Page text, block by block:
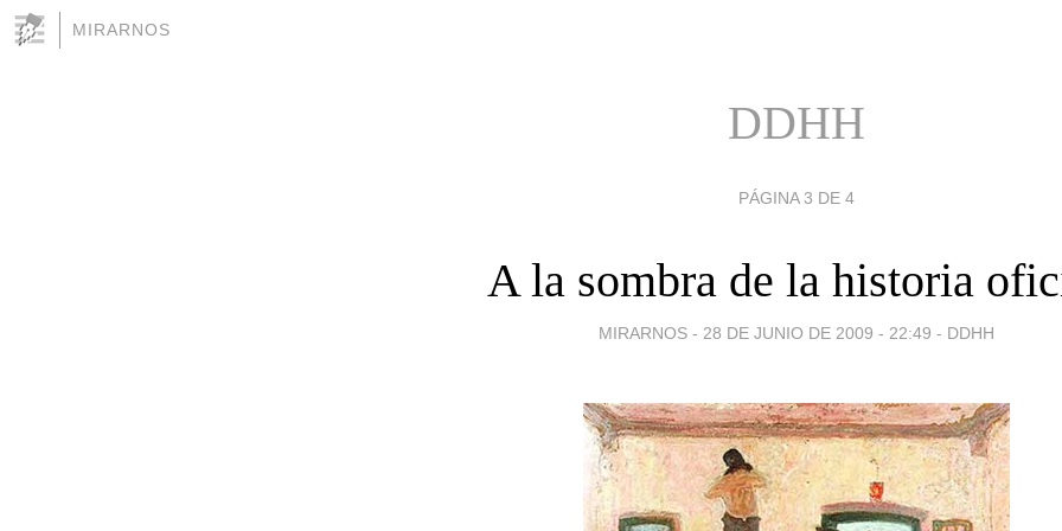
MIRARNOS
DDHH
PÁGINA 3 DE 4
A la sombra de la historia
MIRARNOS - 28 DE JUNIO DE 2009 - 22:49 - DDHH